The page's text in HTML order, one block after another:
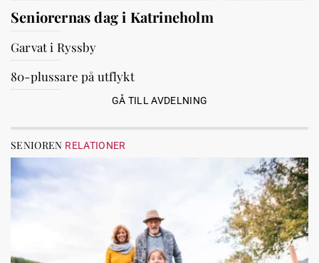
Seniorernas dag i Katrineholm
Garvat i Ryssby
80-plussare på utflykt
GÅ TILL AVDELNING
SENIOREN RELATIONER